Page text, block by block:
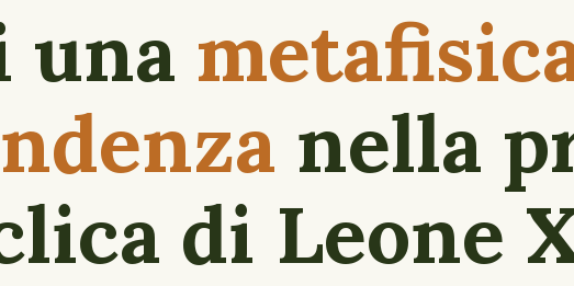
una
nella
di Leone